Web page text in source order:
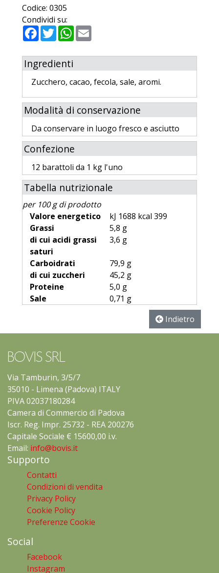
Codice: 0305
Condividi su:
Facebook
TwitterWhatsApp
Ingredienti
Zucchero, cacao, fecola, sale, aromi.
Modalità di conservazione
Da conservare in luogo fresco e asciutto
Confezione
12 barattoli da 1 kg l'uno
Tabella nutrizionale
per 100 g di prodotto
Valore energetico
kJ 1688 kcal 399
Grassi
5,8 g
di cui acidi grassi
saturi
3,6 g
Carboidrati
79,9 g
di cui zuccheri
45,2 g
Proteine
5,0 g
Sale
0,71 g
Indietro
BOVIS SRL
Via Tamburin, 3/5/7
35010 - Limena (Padova) ITALY
PIVA 02037180284
Camera di Commercio di Padova
Iscr. Reg. Impr. 25732 - REA 200276
Capitale Sociale € 15600,00 i.v.
Email: info@bovis.it
Supporto
Contatti
Condizioni di vendita
Privacy Policy
Cookie Policy
Preferenze Cookie
Social
Facebook
Instagram